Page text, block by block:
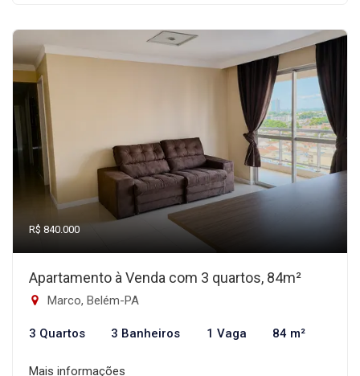
R$ 840.000
Apartamento à Venda com 3 quartos, 84m²
Marco, Belém-PA
3 Quartos 3 Banheiros 1 Vaga 84 m²
Mais informações